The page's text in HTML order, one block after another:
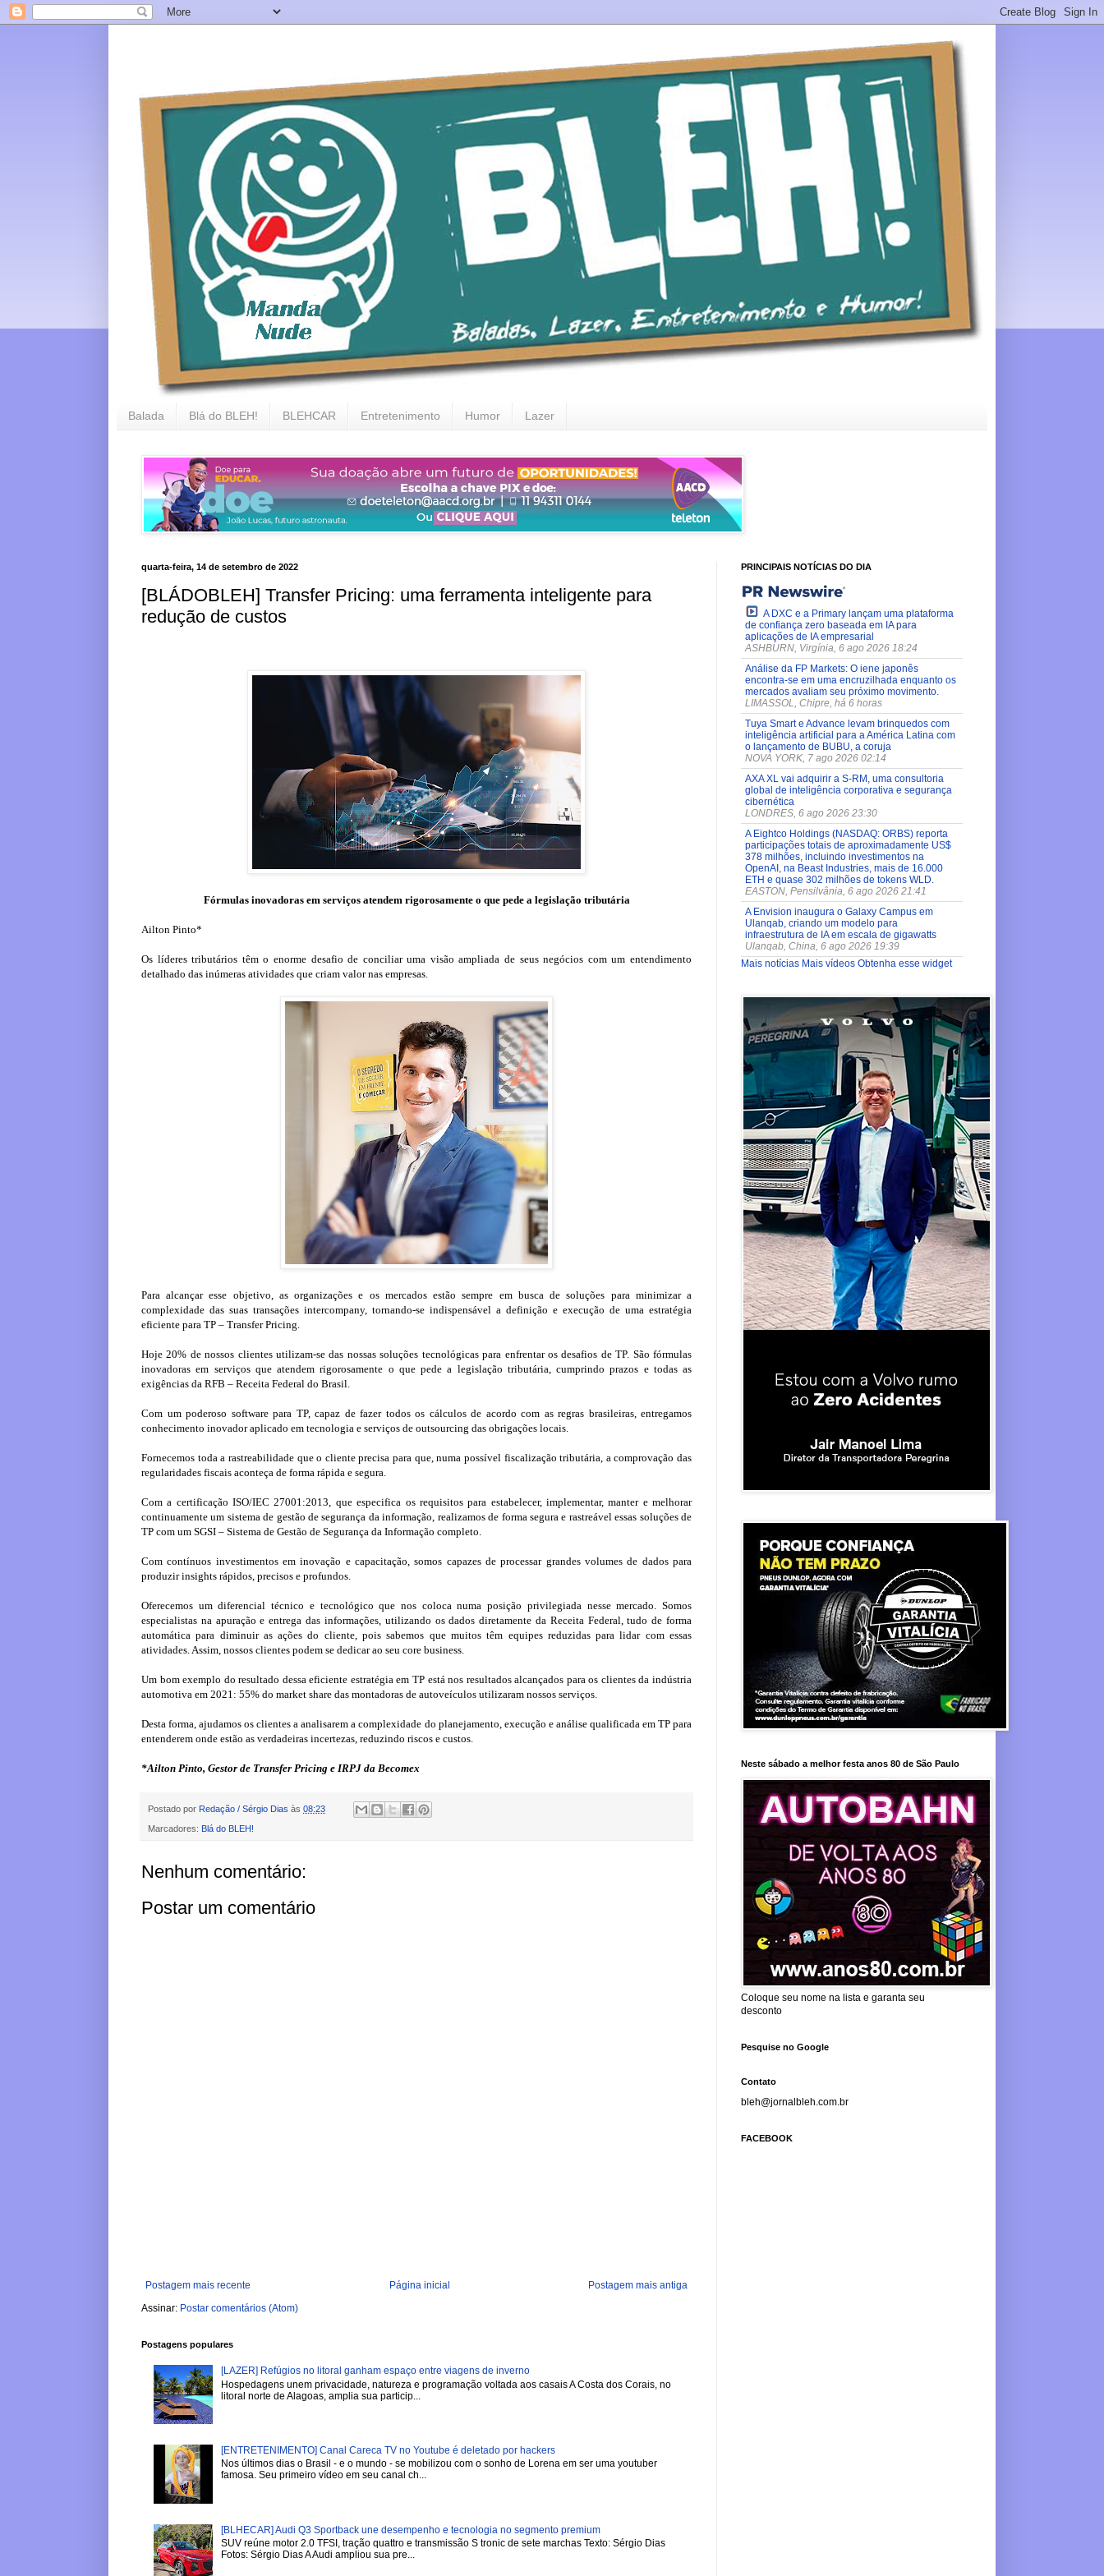
Balada Blá do BLEH! BLEHCAR Entretenimento Humor Lazer
quarta-feira, 14 de setembro de 2022
[BLÁDOBLEH] Transfer Pricing: uma ferramenta inteligente para
redução de custos
Fórmulas inovadoras em serviços atendem rigorosamente o que pede a legislação tributária
Ailton Pinto*
Os líderes tributários têm o enorme desafio de conciliar uma visão ampliada de seus negócios com um entendimento
detalhado das inúmeras atividades que criam valor nas empresas.
Para alcançar esse objetivo, as organizações e os mercados estão sempre em busca de soluções para minimizar a
complexidade das suas transações intercompany, tornando-se indispensável a definição e execução de uma estratégia
eficiente para TP – Transfer Pricing.
Hoje 20% de nossos clientes utilizam-se das nossas soluções tecnológicas para enfrentar os desafios de TP. São fórmulas
inovadoras em serviços que atendem rigorosamente o que pede a legislação tributária, cumprindo prazos e todas as
exigências da RFB – Receita Federal do Brasil.
Com um poderoso software para TP, capaz de fazer todos os cálculos de acordo com as regras brasileiras, entregamos
conhecimento inovador aplicado em tecnologia e serviços de outsourcing das obrigações locais.
Fornecemos toda a rastreabilidade que o cliente precisa para que, numa possível fiscalização tributária, a comprovação das
regularidades fiscais aconteça de forma rápida e segura.
Com a certificação ISO/IEC 27001:2013, que especifica os requisitos para estabelecer, implementar, manter e melhorar
continuamente um sistema de gestão de segurança da informação, realizamos de forma segura e rastreável essas soluções de
TP com um SGSI – Sistema de Gestão de Segurança da Informação completo.
Com contínuos investimentos em inovação e capacitação, somos capazes de processar grandes volumes de dados para
produzir insights rápidos, precisos e profundos.
Oferecemos um diferencial técnico e tecnológico que nos coloca numa posição privilegiada nesse mercado. Somos
especialistas na apuração e entrega das informações, utilizando os dados diretamente da Receita Federal, tudo de forma
automática para diminuir as ações do cliente, pois sabemos que muitos têm equipes reduzidas para lidar com essas
atividades. Assim, nossos clientes podem se dedicar ao seu core business.
Um bom exemplo do resultado dessa eficiente estratégia em TP está nos resultados alcançados para os clientes da indústria
automotiva em 2021: 55% do market share das montadoras de autoveículos utilizaram nossos serviços.
Desta forma, ajudamos os clientes a analisarem a complexidade do planejamento, execução e análise qualificada em TP para
entenderem onde estão as verdadeiras incertezas, reduzindo riscos e custos.
*Ailton Pinto, Gestor de Transfer Pricing e IRPJ da Becomex
Postado por Redação / Sérgio Dias às 08:23
Marcadores: Blá do BLEH!
Nenhum comentário:
Postar um comentário
Postagem mais recente Postagem mais antiga
Página inicial
Assinar: Postar comentários (Atom)
Postagens populares
[LAZER] Refúgios no litoral ganham espaço entre viagens de inverno
Hospedagens unem privacidade, natureza e programação voltada aos casais A Costa dos Corais, no
litoral norte de Alagoas, amplia sua particip...
[ENTRETENIMENTO] Canal Careca TV no Youtube é deletado por hackers
Nos últimos dias o Brasil - e o mundo - se mobilizou com o sonho de Lorena em ser uma youtuber
famosa. Seu primeiro vídeo em seu canal ch...
[BLHECAR] Audi Q3 Sportback une desempenho e tecnologia no segmento premium
SUV reúne motor 2.0 TFSI, tração quattro e transmissão S tronic de sete marchas Texto: Sérgio Dias
Fotos: Sérgio Dias A Audi ampliou sua pre...
PRINCIPAIS NOTÍCIAS DO DIA
A DXC e a Primary lançam uma plataforma
de confiança zero baseada em IA para
aplicações de IA empresarial
ASHBURN, Virgínia, 6 ago 2026 18:24
Análise da FP Markets: O iene japonês
encontra-se em uma encruzilhada enquanto os
mercados avaliam seu próximo movimento.
LIMASSOL, Chipre, há 6 horas
Tuya Smart e Advance levam brinquedos com
inteligência artificial para a América Latina com
o lançamento de BUBU, a coruja
NOVA YORK, 7 ago 2026 02:14
AXA XL vai adquirir a S-RM, uma consultoria
global de inteligência corporativa e segurança
cibernética
LONDRES, 6 ago 2026 23:30
A Eightco Holdings (NASDAQ: ORBS) reporta
participações totais de aproximadamente US$
378 milhões, incluindo investimentos na
OpenAI, na Beast Industries, mais de 16.000
ETH e quase 302 milhões de tokens WLD.
EASTON, Pensilvânia, 6 ago 2026 21:41
A Envision inaugura o Galaxy Campus em
Ulanqab, criando um modelo para
infraestrutura de IA em escala de gigawatts
Ulanqab, China, 6 ago 2026 19:39
Mais notícias Mais vídeos Obtenha esse widget
Neste sábado a melhor festa anos 80 de São Paulo
Coloque seu nome na lista e garanta seu
desconto
Pesquise no Google
Contato
bleh@jornalbleh.com.br
FACEBOOK